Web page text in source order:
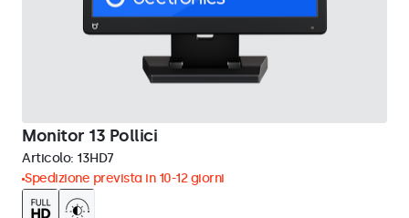
Monitor 13 Pollici
Articolo: 13HD7
Spedizione prevista in 10-12 giorni